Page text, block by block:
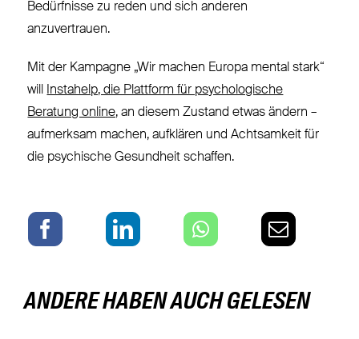
Bedürfnisse zu reden und sich anderen
anzuvertrauen.
Mit der Kampagne „Wir machen Europa mental stark“
will Instahelp, die Plattform für psychologische
Beratung online, an diesem Zustand etwas ändern –
aufmerksam machen, aufklären und Achtsamkeit für
die psychische Gesundheit schaffen.
ANDERE HABEN AUCH GELESEN